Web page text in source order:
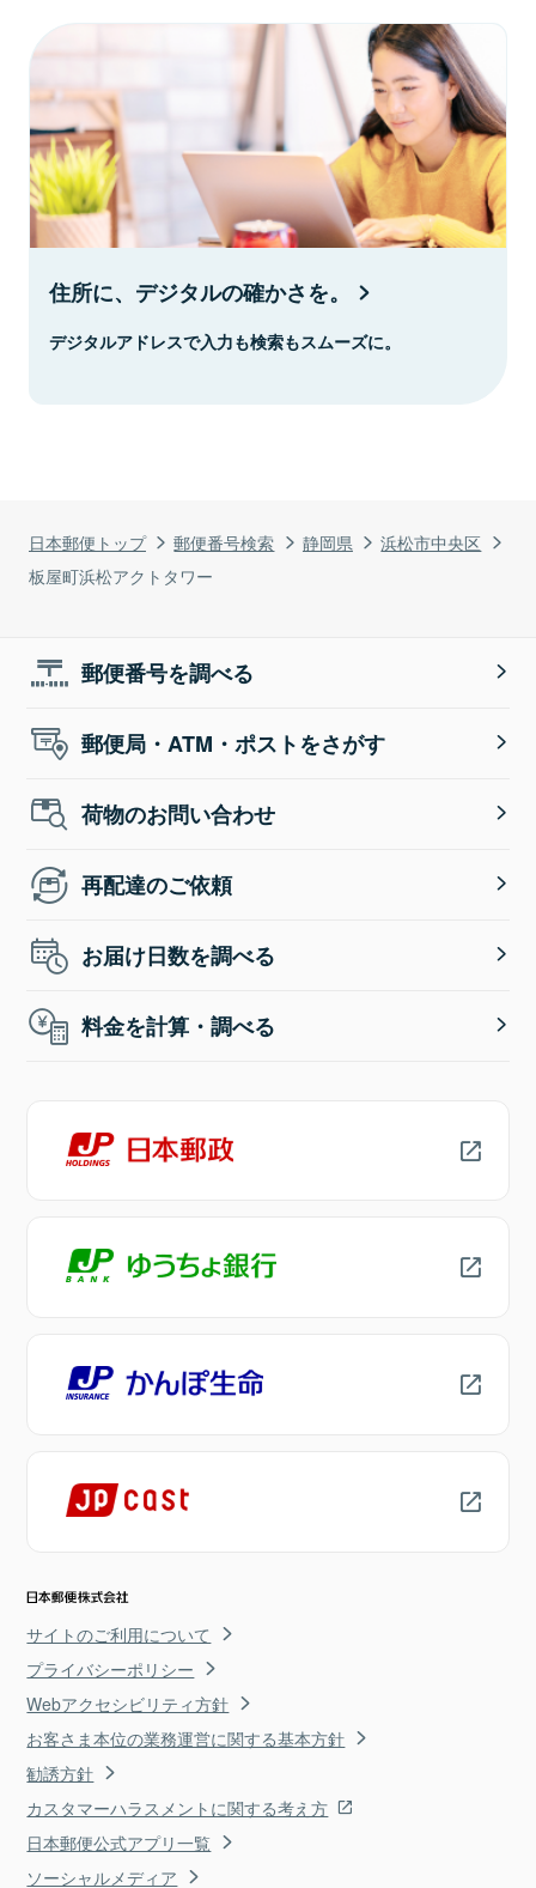
日本郵便トップ 郵便番号検索 静岡県
浜松市中央区
板屋町浜松アクトタワー
住所に、デジタルの確かさを。
デジタルアドレスで入力も検索もスムーズに。
郵便番号を調べる
郵便局・ATM・ポストをさがす
荷物のお問い合わせ
再配達のご依頼
お届け日数を調べる
料金を計算・調べる
サイトのご利用について
プライバシーポリシー
Webアクセシビリティ方針
お客さま本位の業務運営に関する基本方針
勧誘方針
カスタマーハラスメントに関する考え方
日本郵便公式アプリ一覧
ソーシャルメディア